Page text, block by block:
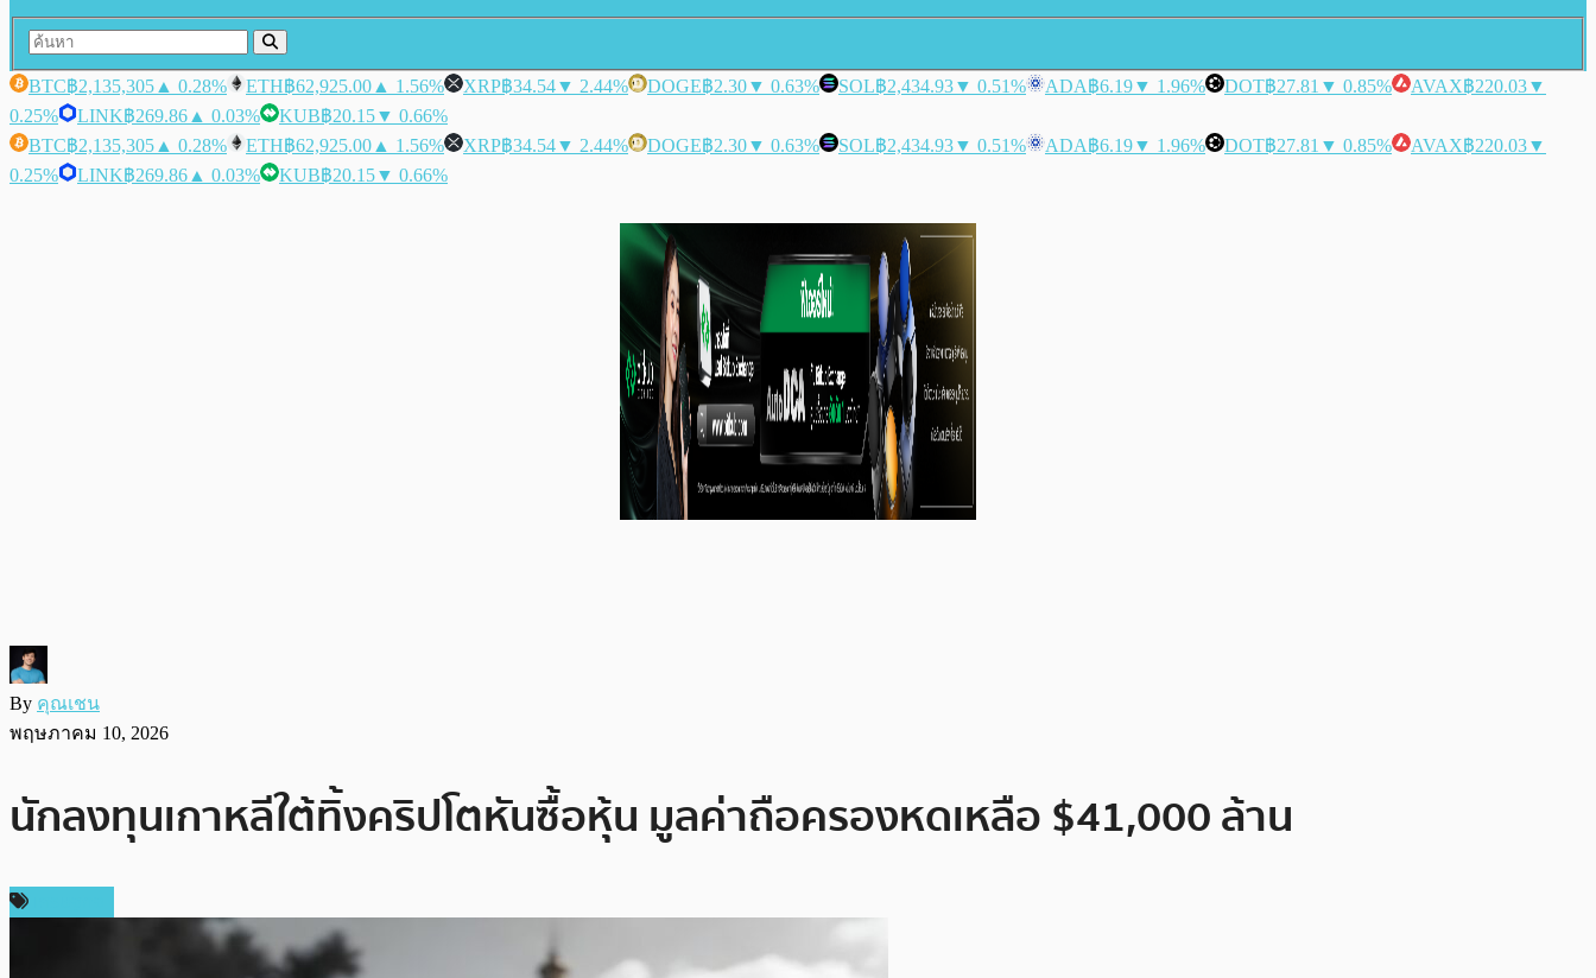
BTC฿2,135,305 ▲ 0.28% ETH฿62,925.00 ▲ 1.56% XRP฿34.54▼ 2.44% DOGE฿2.30▼ 0.63% SOL฿2,434.93▼ 0.51% ADA฿6.19▼ 1.96% DOT฿27.81 ▼ 0.85% AVAX฿220.03▼
0.25%
LINK฿269.86 ▲ 0.03% KUB฿20.15▼ 0.66%
BTC฿2,135,305 ▲ 0.28% ETH฿62,925.00 ▲ 1.56% XRP฿34.54▼ 2.44% DOGE฿2.30▼ 0.63% SOL฿2,434.93▼ 0.51% ADA฿6.19▼ 1.96% DOT฿27.81 ▼ 0.85% AVAX฿220.03▼
0.25%
LINK฿269.86 ▲ 0.03% KUB฿20.15▼ 0.66%
By คุณเชน
พฤษภาคม 10, 2026
นักลงทุนเกาหลีใต้ทิ้งคริปโตหันซื้อหุ้น มูลค่าถือครองหดเหลือ $41,000 ล้าน